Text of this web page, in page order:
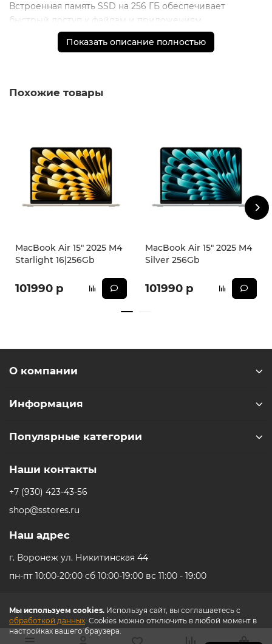
Встроенная память SSD на 256 ГБ обеспечивает
быстрый доступ к файлам и приложениям.
Ноутбук оснащен мощным процессором Apple graphics
10-core, который обеспечивает высокую
черном цвете, который подойдет для любого стиля и
развлечений, который сочетает в себе стиль,
производительность и качество.
The Future is here!
* - Актуальную стоимость и наличие товара, а также
порядок доставки и оплаты необходимо уточнять у
Показать описание полностью
Похожие товары
MacBook Air 15" 2025 M4
Starlight 16|256Gb
101990 р
MacBook Air 15" 2025 M4
Silver 256Gb
101990 р
Мы используем cookies. Используя сайт, вы соглашаетесь с
обработкой данных. Cookies можно отключить в любой момент в
настройках вашего браузера.
О компании
Информация
Популярные категории
Наши контакты
+7 (930) 423-43-56
shop@sstores.ru
Наш адрес
г. Воронеж ул. Никитинская 44
пн-пт 10:00-20:00 сб 10:00-19:00 вс 11:00 - 19:00